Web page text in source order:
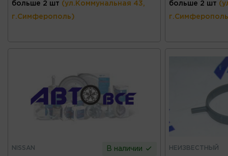
больше 2 шт (ул.Коммунальная 43,
г.Симферополь)
больше 2 шт
NISSAN В наличии НЕИЗВЕСТНЫЙ